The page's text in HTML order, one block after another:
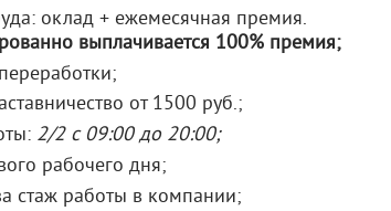
оклад + ежемесячная премия.
выплачивается 100% премия;
от 1500 руб.;
2/2 с 09:00 до 20:00;
рабочего дня;
стаж работы в компании;